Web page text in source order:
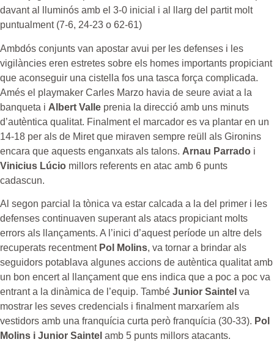
davant al lluminós amb el 3-0 inicial i al llarg del partit molt
puntualment (7-6, 24-23 o 62-61)
Ambdós conjunts van apostar avui per les defenses i les
vigilàncies eren estretes sobre els homes importants propiciant
que aconseguir una cistella fos una tasca força complicada.
Amés el playmaker Carles Marzo havia de seure aviat a la
banqueta i Albert Valle prenia la direcció amb uns minuts
d’autèntica qualitat. Finalment el marcador es va plantar en un
14-18 per als de Miret que miraven sempre reüll als Gironins
encara que aquests enganxats als talons. Arnau Parrado i
Vinicius Lúcio millors referents en atac amb 6 punts
cadascun.
Al segon parcial la tònica va estar calcada a la del primer i les
defenses continuaven superant als atacs propiciant molts
errors als llançaments. A l’inici d’aquest període un altre dels
recuperats recentment Pol Molins, va tornar a brindar als
seguidors potablava algunes accions de autèntica qualitat amb
un bon encert al llançament que ens indica que a poc a poc va
entrant a la dinàmica de l’equip. També Junior Saintel va
mostrar les seves credencials i finalment marxaríem als
vestidors amb una franquícia curta però franquícia (30-33). Pol
Molins i Junior Saintel amb 5 punts millors atacants.